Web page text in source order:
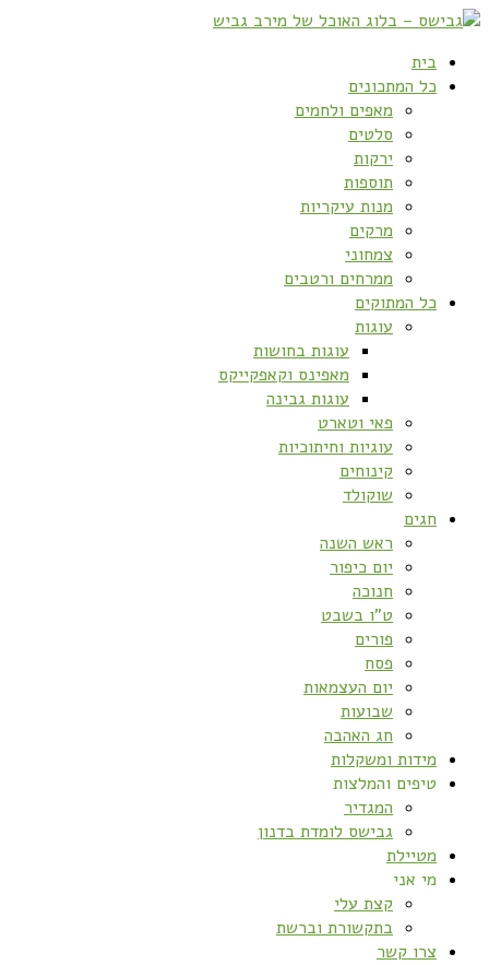
בית
כל המתכונים
מאפים ולחמים
סלטים
ירקות
תוספות
מנות עיקריות
מרקים
צמחוני
ממרחים ורטבים
כל המתוקים
עוגות
עוגות בחושות
מאפינס וקאפקייקס
עוגות גבינה
פאי וטארט
עוגיות וחיתוכיות
קינוחים
שוקולד
חגים
ראש השנה
יום כיפור
חנוכה
ט”ו בשבט
פורים
פסח
יום העצמאות
שבועות
חג האהבה
מידות ומשקלות
טיפים והמלצות
המגדיר
גבישס לומדת בדנון
מטיילת
מי אני
קצת עלי
בתקשורת וברשת
צרו קשר